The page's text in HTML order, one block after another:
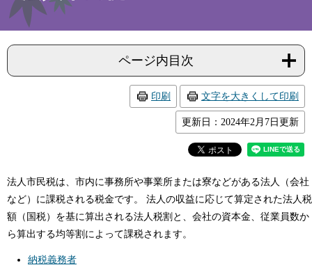
ページ内目次
印刷 文字を大きくして印刷
更新日：2024年2月7日更新
法人市民税は、市内に事務所や事業所または寮などがある法人（会社
など）に課税される税金です。 法人の収益に応じて算定された法人税
額（国税）を基に算出される法人税割と、会社の資本金、従業員数か
ら算出する均等割によって課税されます。
納税義務者